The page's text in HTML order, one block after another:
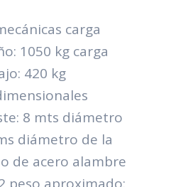
carga
1050 kg carga
420 kg
8 mts diámetro
diámetro de la
de acero alambre
peso aproximado: